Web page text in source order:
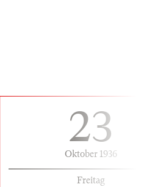
23
Oktober 1936
Freitag